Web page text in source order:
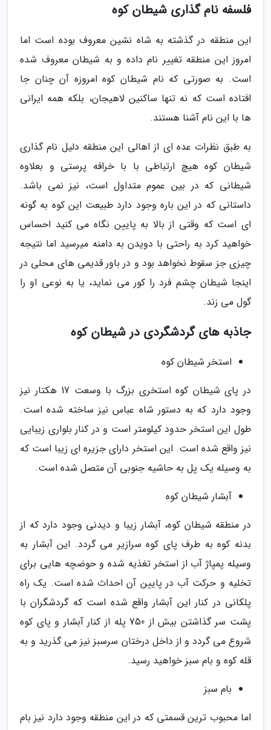
فلسفه نام گذاری شیطان کوه
این منطقه در گذشته به شاه نشین معروف بوده است اما
امروز این منطقه تغییر نام داده و به شیطان معروف شده
است. به صورتی که نام شیطان کوه امروزه آن چنان جا
افتاده است که نه تنها ساکنین لاهیجان، بلکه همه ایرانی
ها با این نام آشنا هستند.
به طبق نظرات عده ای از اهالی این منطقه دلیل نام گذاری
شیطان کوه هیچ ارتباطی با با خرافه پرستی و بعلاوه
شیطانی که در بین عموم متداول است، نیز نمی باشد.
داستانی که در این باره وجود دارد طبیعت این کوه به گونه
ای است که وقتی از بالا به پایین نگاه می کنید احساس
خواهید کرد به راحتی با دویدن به دامنه میرسید اما نتیجه
چیزی جز سقوط نخواهد بود و در باور قدیمی های محلی در
اینجا شیطان چشم فرد را کور می نماید، یا به نوعی او را
گول می زند.
جاذبه های گردشگردی در شیطان کوه
استخر شیطان کوه
در پای شیطان کوه استخری بزرگ با وسعت 17 هکتار نیز
وجود دارد که به دستور شاه عباس نیز ساخته شده است.
طول این استخر حدود کیلومتر است و در کنار بلواری زیبایی
نیز واقع شده است. این استخر دارای جزیره ای زیبا است که
به وسیله یک پل به حاشیه جنوبی آن متصل شده است.
آبشار شیطان کوه
در منطقه شیطان کوه، آبشار زیبا و دیدنی وجود دارد که از
بدنه کوه به طرف پای کوه سرازیر می گردد. این آبشار به
وسیله پمپاژ آب از استخر تغذیه شده و حوضچه هایی برای
تخلیه و حرکت آب در پایین آن احداث شده است. یک راه
پلکانی در کنار این آبشار واقع شده است که گردشگران با
پشت سر گذاشتن بیش از 750 پله از کنار آبشار و پای کوه
شروع می گردد و از داخل درختان سرسبز نیز می گذرید و به
قله کوه و بام سبز خواهید رسید.
بام سبز
اما محبوب ترین قسمتی که در این منطقه وجود دارد نیز بام